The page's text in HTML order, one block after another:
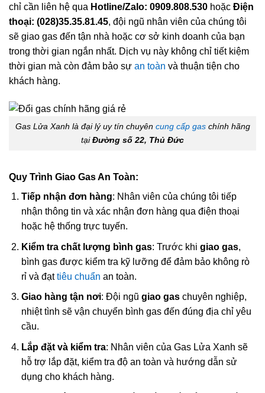
chỉ cần liên hệ qua Hotline/Zalo: 0909.808.530 hoặc Điện
thoại: (028)35.35.81.45, đội ngũ nhân viên của chúng tôi
sẽ giao gas đến tận nhà hoặc cơ sở kinh doanh của bạn
trong thời gian ngắn nhất. Dịch vụ này không chỉ tiết kiệm
thời gian mà còn đảm bảo sự an toàn và thuận tiện cho
khách hàng.
Gas Lửa Xanh là đại lý uy tín chuyên cung cấp gaschính hãng
tạiĐường số 22, Thủ Đức
Quy Trình Giao Gas An Toàn:
Tiếp nhận đơn hàng: Nhân viên của chúng tôi tiếp
nhận thông tin và xác nhận đơn hàng qua điện thoại
hoặc hệ thống trực tuyến.
Kiểm tra chất lượng bình gas: Trước khi giao gas,
bình gas được kiểm tra kỹ lưỡng để đảm bảo không rò
rỉ và đạttiêu chuẩn an toàn.
Giao hàng tận nơi: Đội ngũ giao gaschuyên nghiệp,
nhiệt tình sẽ vận chuyển bình gas đến đúng địa chỉ yêu
cầu.
Lắp đặt và kiểm tra: Nhân viên của Gas Lửa Xanh sẽ
hỗ trợ lắp đặt, kiểm tra độ an toàn và hướng dẫn sử
dụng cho khách hàng.